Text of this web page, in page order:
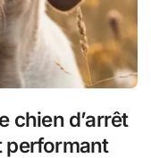
chien d’arrêt
performant